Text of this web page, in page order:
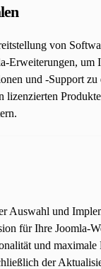
von
Erweiterungen, um
und -Support zu
lizenzierten
Auswahl und
für Ihre Joomla-
und maximale
der